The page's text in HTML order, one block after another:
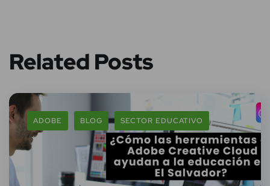
Related Posts
ADOBE BLOG SECTOR EDUCATIVO